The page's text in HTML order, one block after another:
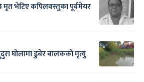
मृत भेटिए कपिलवस्तुका पूर्वमेयर
घोलामा डुबेर बालकको मृत्यु